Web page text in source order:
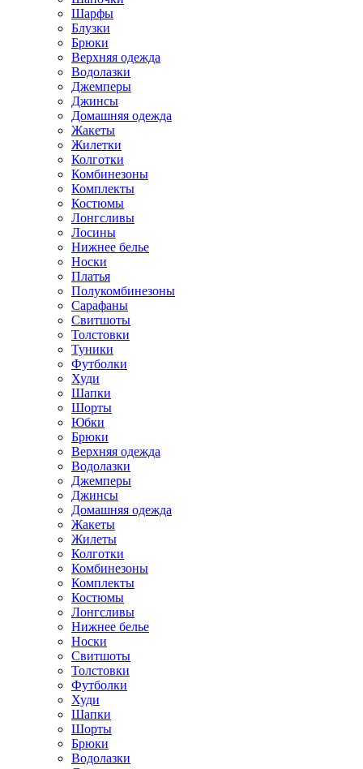
Шарфы
Блузки
Брюки
Верхняя одежда
Водолазки
Джемперы
Джинсы
Домашняя одежда
Жакеты
Жилетки
Колготки
Комбинезоны
Комплекты
Костюмы
Лонгсливы
Лосины
Нижнее белье
Носки
Платья
Полукомбинезоны
Сарафаны
Свитшоты
Толстовки
Туники
Футболки
Худи
Шапки
Шорты
Юбки
Брюки
Верхняя одежда
Водолазки
Джемперы
Джинсы
Домашняя одежда
Жакеты
Жилеты
Колготки
Комбинезоны
Комплекты
Костюмы
Лонгсливы
Нижнее белье
Носки
Свитшоты
Толстовки
Футболки
Худи
Шапки
Шорты
Брюки
Водолазки